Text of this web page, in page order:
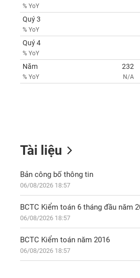
% YoY
Quý 3
% YoY
Quý 4
% YoY
Năm
% YoY
232
N/A
Tài liệu
Bản công bố thông tin
06/08/2026 18:57
BCTC Kiểm toán 6 tháng đầu năm
06/08/2026 18:57
BCTC Kiểm toán năm 2016
06/08/2026 18:57